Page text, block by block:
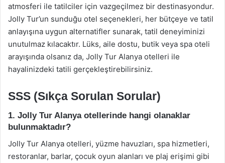
atmosferi ile tatilciler için vazgeçilmez bir destinasyondur.
Jolly Tur’un sunduğu otel seçenekleri, her bütçeye ve tatil
anlayışına uygun alternatifler sunarak, tatil deneyiminizi
unutulmaz kılacaktır. Lüks, aile dostu, butik veya spa oteli
arayışında olsanız da, Jolly Tur Alanya otelleri ile
hayalinizdeki tatili gerçekleştirebilirsiniz.
SSS (Sıkça Sorulan Sorular)
1. Jolly Tur Alanya otellerinde hangi olanaklar
bulunmaktadır?
Jolly Tur Alanya otelleri, yüzme havuzları, spa hizmetleri,
restoranlar, barlar, çocuk oyun alanları ve plaj erişimi gibi